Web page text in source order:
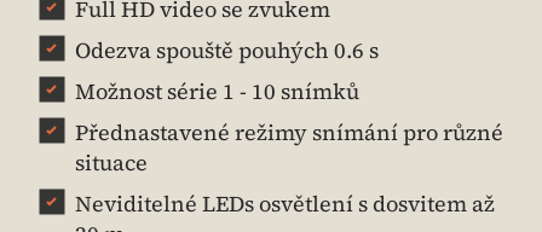
Full HD video se zvukem
Odezva spouště pouhých 0.6 s
Možnost série 1 - 10 snímků
Přednastavené režimy snímání pro různé
situace
Neviditelné LEDs osvětlení s dosvitem až